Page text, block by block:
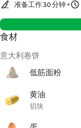
准备工作 30 分钟
食材
意大利卷饼
低筋面粉
黄油
切块